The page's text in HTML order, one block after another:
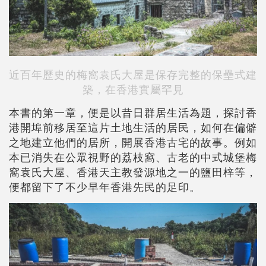
近百年歷史的梅窩袁氏大屋是保存完整的保壘式建
築，在香港實屬罕見
本書的第一章，便是以昔日群居生活為題，探討香
港開埠前移居至這片土地生活的居民，如何在偏僻
之地建立他們的居所，開展香港古宅的故事。例如
本已消失在公眾視野的荔枝窩、古老的中式城堡梅
窩袁氏大屋、香港天主教發源地之一的鹽田梓等，
便都留下了不少早年香港先民的足印。